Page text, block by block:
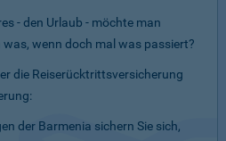
- den Urlaub - möchte man
wenn doch mal was passiert?
die Reiserücktrittsversicherung
der Barmenia sichern Sie sich,